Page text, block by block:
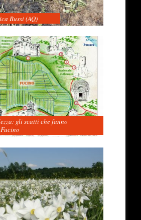
Bussi (AQ)
gli scatti che fanno